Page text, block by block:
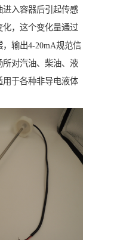
入容器后引起传感
，这个变化量通过
输出4-20mA规范信
所对汽油、柴油、液
用于各种非导电液体